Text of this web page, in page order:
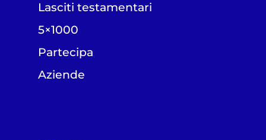
Lasciti testamentari
5×1000
Partecipa
Aziende